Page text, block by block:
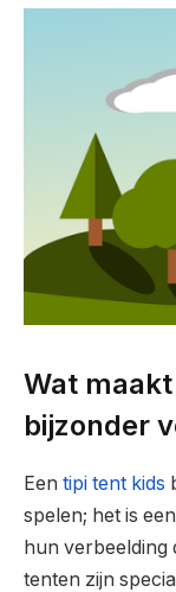
Wat
bijzonder
Een tipi tent kids
spelen; het is
hun verbeelding
tenten zijn